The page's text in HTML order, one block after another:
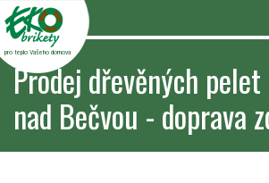
pro teplo Vašeho domova
Prodej dřevěných
nad Bečvou - doprava